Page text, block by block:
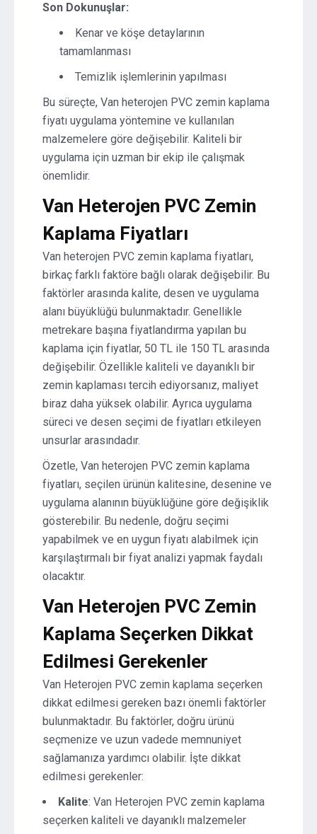
Son Dokunuşlar:
Kenar ve köşe detaylarının
tamamlanması
Temizlik işlemlerinin yapılması
Bu süreçte, Van heterojen PVC zemin kaplama
fiyatı uygulama yöntemine ve kullanılan
malzemelere göre değişebilir. Kaliteli bir
uygulama için uzman bir ekip ile çalışmak
önemlidir.
Van Heterojen PVC Zemin
Kaplama Fiyatları
Van heterojen PVC zemin kaplama fiyatları,
birkaç farklı faktöre bağlı olarak değişebilir. Bu
faktörler arasında kalite, desen ve uygulama
alanı büyüklüğü bulunmaktadır. Genellikle
metrekare başına fiyatlandırma yapılan bu
kaplama için fiyatlar, 50 TL ile 150 TL arasında
değişebilir. Özellikle kaliteli ve dayanıklı bir
zemin kaplaması tercih ediyorsanız, maliyet
biraz daha yüksek olabilir. Ayrıca uygulama
süreci ve desen seçimi de fiyatları etkileyen
unsurlar arasındadır.
Özetle, Van heterojen PVC zemin kaplama
fiyatları, seçilen ürünün kalitesine, desenine ve
uygulama alanının büyüklüğüne göre değişiklik
gösterebilir. Bu nedenle, doğru seçimi
yapabilmek ve en uygun fiyatı alabilmek için
karşılaştırmalı bir fiyat analizi yapmak faydalı
olacaktır.
Van Heterojen PVC Zemin
Kaplama Seçerken Dikkat
Edilmesi Gerekenler
Van Heterojen PVC zemin kaplama seçerken
dikkat edilmesi gereken bazı önemli faktörler
bulunmaktadır. Bu faktörler, doğru ürünü
seçmenize ve uzun vadede memnuniyet
sağlamanıza yardımcı olabilir. İşte dikkat
edilmesi gerekenler:
Kalite: Van Heterojen PVC zemin kaplama
seçerken kaliteli ve dayanıklı malzemeler